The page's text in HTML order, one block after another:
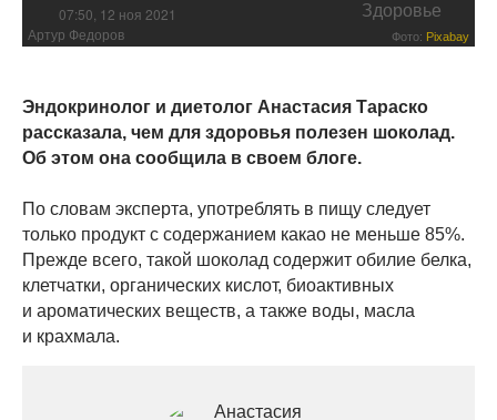
07:50, 12 ноя 2021 Здоровье
Артур Федоров Фото: Pixabay
Эндокринолог и диетолог Анастасия Тараско
рассказала, чем для здоровья полезен шоколад.
Об этом она сообщила в своем блоге.
По словам эксперта, употреблять в пищу следует
только продукт с содержанием какао не меньше 85%.
Прежде всего, такой шоколад содержит обилие белка,
клетчатки, органических кислот, биоактивных
и ароматических веществ, а также воды, масла
и крахмала.